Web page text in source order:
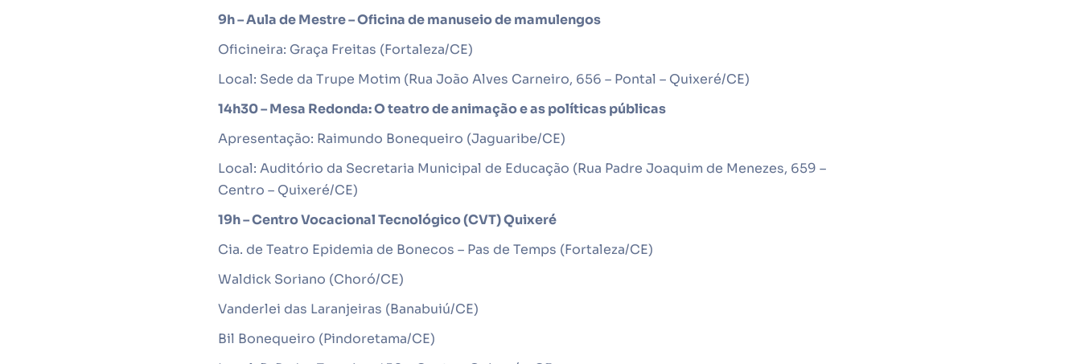
9h – Aula de Mestre – Oficina de manuseio de mamulengos
Oficineira: Graça Freitas (Fortaleza/CE)
Local: Sede da Trupe Motim (Rua João Alves Carneiro, 656 – Pontal – Quixeré/CE)
14h30 – Mesa Redonda: O teatro de animação e as políticas públicas
Apresentação: Raimundo Bonequeiro (Jaguaribe/CE)
Local: Auditório da Secretaria Municipal de Educação (Rua Padre Joaquim de Menezes, 659 –
Centro – Quixeré/CE)
19h – Centro Vocacional Tecnológico (CVT) Quixeré
Cia. de Teatro Epidemia de Bonecos – Pas de Temps (Fortaleza/CE)
Waldick Soriano (Choró/CE)
Vanderlei das Laranjeiras (Banabuiú/CE)
Bil Bonequeiro (Pindoretama/CE)